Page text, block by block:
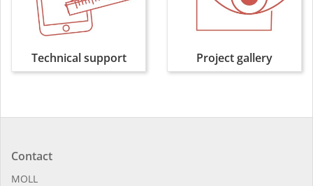
Technical support Project gallery
Contact
MOLL